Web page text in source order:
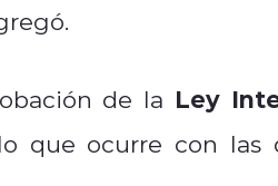
de la Ley
que ocurre con las